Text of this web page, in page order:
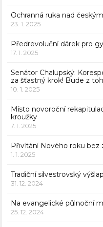
Ochranná ruka nad
23. 1. 2025
Předrevoluční dárek pro
17. 1. 2025
Senátor Chalupský:
za šťastný krok! Bude z
10. 1. 2025
Místo novoroční
kroužky
7. 1. 2025
Přivítání Nového roku
1. 1. 2025
Tradiční silvestrovský
31. 12. 2024
Na evangelické půlnoční
25. 12. 2024